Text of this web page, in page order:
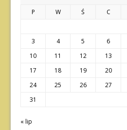
P W Ś C
3
4 5 6
10
11 12 13
17
18 19 20
24
25 26 27
31
« lip